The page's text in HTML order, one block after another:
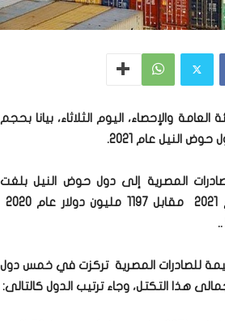
العامة والإحصاء، اليوم الثلاثاء، بيانا بحجم
النيل عام 2021.
المصرية إلى دول حوض النيل بلغت
للصادرات المصرية تركزت في خمس دول